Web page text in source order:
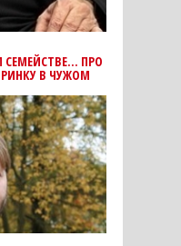
ПРО
В ЧУЖОМ